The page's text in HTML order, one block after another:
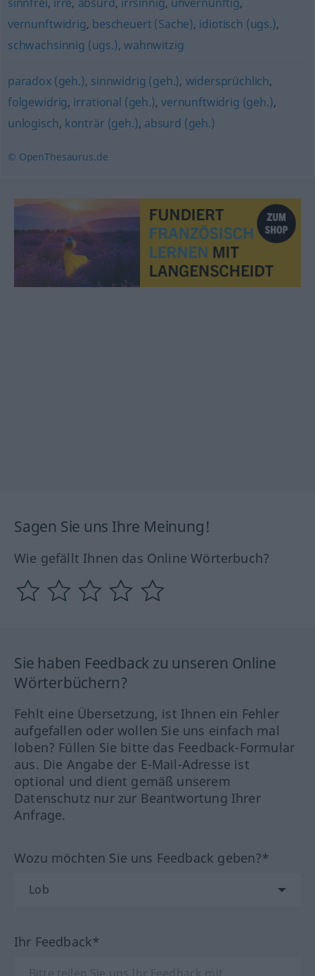
vernunftwidrig, bescheuert (Sache), idiotisch (ugs.),
schwachsinnig (ugs.),wahnwitzig
paradox (geh.), sinnwidrig (geh.), widersprüchlich,
folgewidrig, irrational (geh.),vernunftwidrig (geh.),
unlogisch, konträr (geh.), absurd (geh.)
© OpenThesaurus.de
Sagen Sie uns Ihre Meinung!
Wie gefällt Ihnen das Online Wörterbuch?
Sie haben Feedback zu unseren Online
Wörterbüchern?
Fehlt eine Übersetzung, ist Ihnen ein Fehler
aufgefallen oder wollen Sie uns einfach mal
loben? Füllen Sie bitte das Feedback-Formular
aus. Die Angabe der E-Mail-Adresse ist
optional und dient gemäß unserem
Datenschutz nur zur Beantwortung Ihrer
Anfrage.
Wozu möchten Sie uns Feedback geben?*
Ihr Feedback*